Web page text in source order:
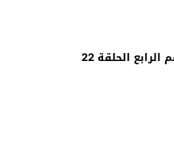
الحلقة 22